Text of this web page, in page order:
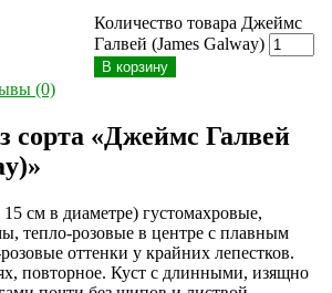
Количество товара Джеймс
Галвей (James Galway)
В корзину
(0)
сорта «Джеймс Галвей
см в диаметре) густомахровые,
тепло-розовые в центре с плавным
оттенки у крайних лепестков.
повторное. Куст с длинными, изящно